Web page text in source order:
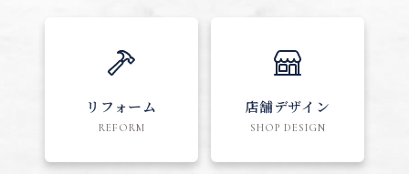
リフォーム
REFORM
店舗デザイン
SHOP DESIGN